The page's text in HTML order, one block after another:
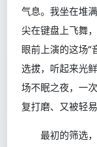
气息。我坐在堆
尖在键盘上飞舞
眼前上演的这场“
选拔，听起来光
场不眠之夜，一
复打磨、又被轻
最初的筛选